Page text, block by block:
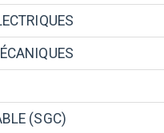
(SGC)